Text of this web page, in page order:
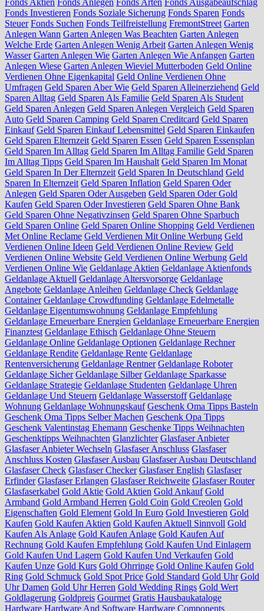
Fonds Investieren Fonds Soziale Sicherung Fonds Sparen Fonds
Steuer Fonds Suchen Fonds Teilfreistellung FremontStreet Garten
Anlegen Wann Garten Anlegen Was Beachten Garten Anlegen
Welche Erde Garten Anlegen Wenig Arbeit Garten Anlegen Wenig
Wasser Garten Anlegen Wie Garten Anlegen Wie Anfangen Garten
Anlegen Wiese Garten Anlegen Wieviel Mutterboden Geld Online
Verdienen Ohne Eigenkapital Geld Online Verdienen Ohne
Umfragen Geld Sparen Aber Wie Geld Sparen Alleinerziehend Geld
Sparen Alltag Geld Sparen Als Familie Geld Sparen Als Student
Geld Sparen Anlegen Geld Sparen Anlegen Vergleich Geld Sparen
Auto Geld Sparen Camping Geld Sparen Creditcard Geld Sparen
Einkauf Geld Sparen Einkauf Lebensmittel Geld Sparen Einkaufen
Geld Sparen Elternzeit Geld Sparen Essen Geld Sparen Essensplan
Geld Sparen Im Alltag Geld Sparen Im Alltag Familie Geld Sparen
Im Alltag Tipps Geld Sparen Im Haushalt Geld Sparen Im Monat
Geld Sparen In Der Elternzeit Geld Sparen In Deutschland Geld
Sparen In Elternzeit Geld Sparen Inflation Geld Sparen Oder
Anlegen Geld Sparen Oder Ausgeben Geld Sparen Oder Gold
Kaufen Geld Sparen Oder Investieren Geld Sparen Ohne Bank
Geld Sparen Ohne Negativzinsen Geld Sparen Ohne Sparbuch
Geld Sparen Online Geld Sparen Online Shopping Geld Verdienen
Met Online Reclame Geld Verdienen Mit Online Werbung Geld
Verdienen Online Ideen Geld Verdienen Online Review Geld
Verdienen Online Website Geld Verdienen Online Werbung Geld
Verdienen Online Wie Geldanlage Aktien Geldanlage Aktienfonds
Geldanlage Aktuell Geldanlage Altersvorsorge Geldanlage
Angebote Geldanlage Anleihen Geldanlage Check Geldanlage
Container Geldanlage Crowdfunding Geldanlage Edelmetalle
Geldanlage Eigentumswohnung Geldanlage Empfehlung
Geldanlage Erneuerbare Energien Geldanlage Erneuerbare Energien
Finanztest Geldanlage Ethisch Geldanlage Ohne Steuern
Geldanlage Online Geldanlage Optionen Geldanlage Rechner
Geldanlage Rendite Geldanlage Rente Geldanlage
Rentenversicherung Geldanlage Rentner Geldanlage Roboter
Geldanlage Sicher Geldanlage Silber Geldanlage Sparkasse
Geldanlage Strategie Geldanlage Studenten Geldanlage Uhren
Geldanlage Und Steuern Geldanlage Wasserstoff Geldanlage
Wohnung Geldanlage Wohnungskauf Geschenk Oma Tipps Basteln
Geschenk Oma Tipps Selber Machen Geschenk Opa Tipps
Geschenk Valentinstag Ehemann Geschenke Tipps Weihnachten
Geschenktipps Weihnachten Glanzlichter Glasfaser Anbieter
Glasfaser Anbieter Wechseln Glasfaser Anschluss Glasfaser
Anschluss Kosten Glasfaser Ausbau Glasfaser Ausbau Deutschland
Glasfaser Check Glasfaser Checker Glasfaser English Glasfaser
Erfinder Glasfaser Erlangen Glasfaser Reichweite Glasfaser Router
Glasfaserkabel Gold Aktie Gold Aktien Gold Ankauf Gold
Armband Gold Armband Herren Gold Coin Gold Creolen Gold
Eigenschaften Gold Element Gold In Euro Gold Investieren Gold
Kaufen Gold Kaufen Aktien Gold Kaufen Aktuell Sinnvoll Gold
Kaufen Als Anlage Gold Kaufen Anlage Gold Kaufen Auf
Rechnung Gold Kaufen Empfehlung Gold Kaufen Und Einlagern
Gold Kaufen Und Lagern Gold Kaufen Und Verkaufen Gold
Kaufen Unze Gold Kurs Gold Ohrringe Gold Online Kaufen Gold
Ring Gold Schmuck Gold Spot Price Gold Standard Gold Uhr Gold
Uhr Damen Gold Uhr Herren Gold Wedding Rings Gold Wert
Goldlagerung Goldpreis Gourmet Gratis Hausbaukataloge
Hardware Hardware And Software Hardware Components